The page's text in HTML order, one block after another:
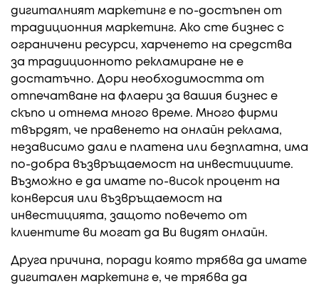
дигиталният маркетинг е по-достъпен от
традиционния маркетинг. Ако сте бизнес с
ограничени ресурси, харченето на средства
за традиционното рекламиране не е
достатъчно. Дори необходимостта от
отпечатване на флаери за вашия бизнес е
скъпо и отнема много време. Много фирми
твърдят, че правенето на онлайн реклама,
независимо дали е платена или безплатна, има
по-добра възвръщаемост на инвестициите.
Възможно е да имате по-висок процент на
конверсия или възвръщаемост на
инвестицията, защото повечето от
клиентите ви могат да Ви видят онлайн.
Друга причина, поради която трябва да имате
дигитален маркетинг е, че трябва да